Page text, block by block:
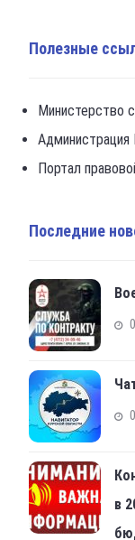
Полезные
Министерство
Администрация
Портал
Последние
в